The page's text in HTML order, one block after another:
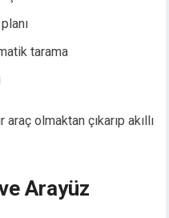
tarama
olmaktan çıkarıp akıllı
Arayüz